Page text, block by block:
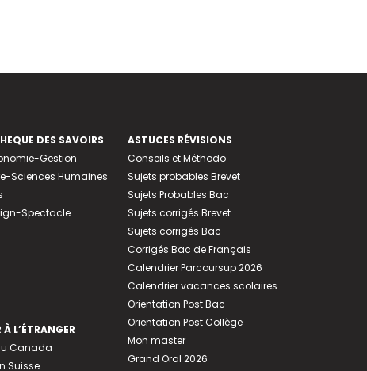
DES SAVOIRS
Gestion
Sciences Humaines
Spectacle
À L’ÉTRANGER
Canada
Suisse
ASTUCES RÉVISIONS
Conseils et Méthodo
Sujets probables Brevet
Sujets Probables Bac
Sujets corrigés Brevet
Sujets corrigés Bac
Corrigés Bac de Français
Calendrier Parcoursup 2026
Calendrier vacances scolaires
Orientation Post Bac
Orientation Post Collège
Mon master
Grand Oral 2026